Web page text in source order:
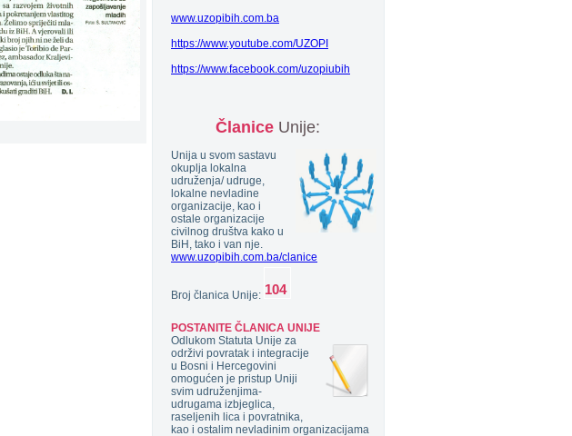
www.uzopibih.com.ba
https://www.youtube.com/UZOPI
https://www.facebook.com/uzopiubih
Članice Unije:
Unija u svom sastavu
okuplja lokalna
udruženja/ udruge,
lokalne nevladine
organizacije, kao i
ostale organizacije
civilnog društva kako u
BiH, tako i van nje.
www.uzopibih.com.ba/clanice
Broj članica Unije:
POSTANITE ČLANICA UNIJE
Odlukom Statuta Unije za
održivi povratak i integracije
u Bosni i Hercegovini
omogućen je pristup Uniji
svim udruženjima-
udrugama izbjeglica,
raseljenih lica i povratnika,
kao i ostalim nevladinim organizacijama